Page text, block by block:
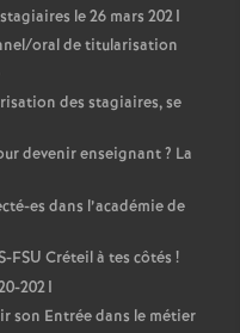
le 26 mars 2021
oral de titularisation
des stagiaires, se
devenir enseignant? La
es dans l’académie de
-FSU Créteil à tes côtés !
2021
son Entrée dans le métier